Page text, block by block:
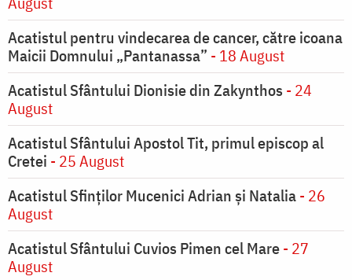
Acatistul pentru vindecarea de cancer, către icoana
Maicii Domnului „Pantanassa” - 18 August
Acatistul Sfântului Dionisie din Zakynthos - 24
August
Acatistul Sfântului Apostol Tit, primul episcop al
Cretei - 25 August
Acatistul Sfinților Mucenici Adrian și Natalia- 26
August
Acatistul Sfântului Cuvios Pimen cel Mare- 27
August